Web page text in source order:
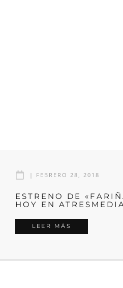
| FEBRERO 28, 2018
ESTRENO DE
HOY EN
LEER MÁS